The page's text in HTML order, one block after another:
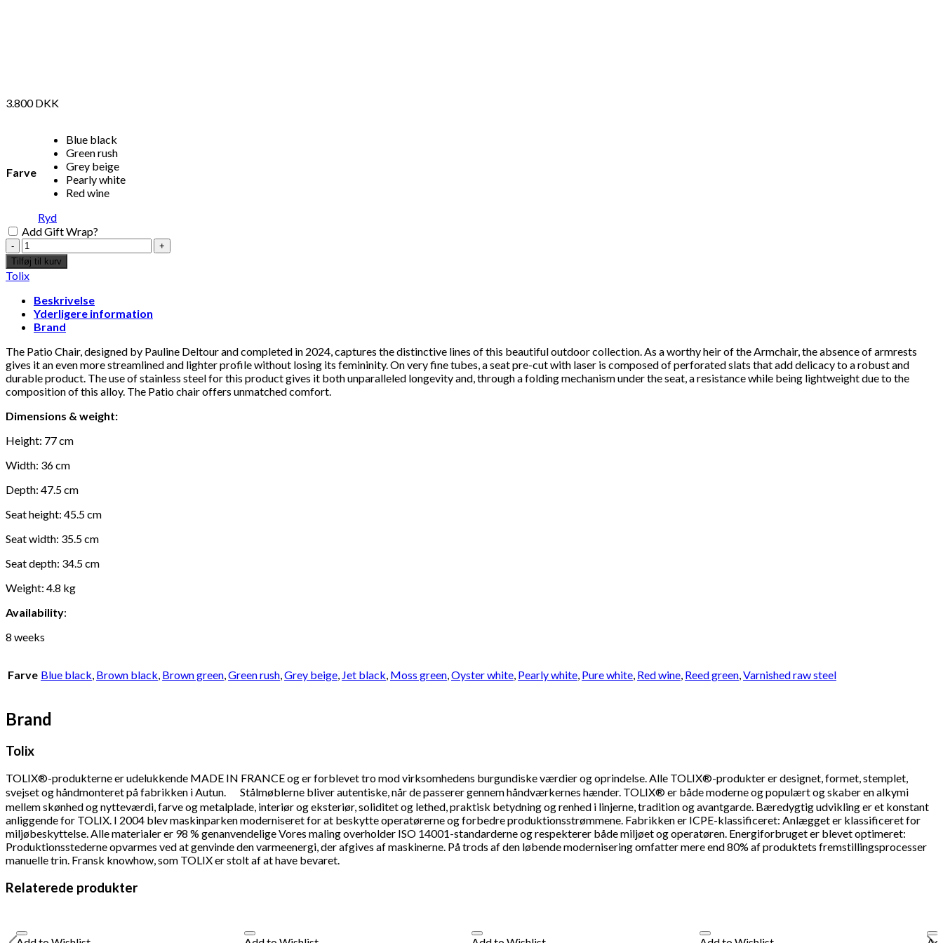
Add to Wishlist
"Choucroute" Plakat - Peter Kjær-Andersen 70x100 cm
368DKK Tilføj til kurv
3.800DKK
Farve
Blue black
Green rush
Grey beige
Pearly white
Red wine
Ryd
Add Gift Wrap?
Tolix
patio
slatted
armchair
red
wine
antal
Tilføj til kurv
Tolix
Beskrivelse
Yderligere information
Brand
The Patio Chair, designed by Pauline Deltour and completed in 2024, captures the distinctive lines of this beautiful outdoor collection. As a worthy heir of the Armchair, the absence of armrests
gives it an even more streamlined and lighter profile without losing its femininity. On very fine tubes, a seat pre-cut with laser is composed of perforated slats that add delicacy to a robust and
durable product. The use of stainless steel for this product gives it both unparalleled longevity and, through a folding mechanism under the seat, a resistance while being lightweight due to the
composition of this alloy. The Patio chair offers unmatched comfort.
Dimensions & weight:
Height: 77 cm
Width: 36 cm
Depth: 47.5 cm
Seat height: 45.5 cm
Seat width: 35.5 cm
Seat depth: 34.5 cm
Weight: 4.8 kg
Availability:
8 weeks
Farve Blue black, Brown black, Brown green,Green rush,Grey beige, Jet black, Moss green,Oyster white, Pearly white, Pure white, Red wine, Reed green,Varnished raw steel
Brand
Tolix
TOLIX®-produkterne er udelukkende MADE IN FRANCE og er forblevet tro mod virksomhedens burgundiske værdier og oprindelse. Alle TOLIX®-produkter er designet, formet, stemplet,
svejset og håndmonteret på fabrikken i Autun. Stålmøblerne bliver autentiske, når de passerer gennem håndværkernes hænder. TOLIX® er både moderne og populært og skaber en alkymi
mellem skønhed og nytteværdi, farve og metalplade, interiør og eksteriør, soliditet og lethed, praktisk betydning og renhed i linjerne, tradition og avantgarde. Bæredygtig udvikling er et konstant
anliggende for TOLIX. I 2004 blev maskinparken moderniseret for at beskytte operatørerne og forbedre produktionsstrømmene. Fabrikken er ICPE-klassificeret: Anlægget er klassificeret for
miljøbeskyttelse. Alle materialer er 98 % genanvendelige Vores maling overholder ISO 14001-standarderne og respekterer både miljøet og operatøren. Energiforbruget er blevet optimeret:
Produktionsstederne opvarmes ved at genvinde den varmeenergi, der afgives af maskinerne. På trods af den løbende modernisering omfatter mere end 80% af produktets fremstillingsprocesser
manuelle trin. Fransk knowhow, som TOLIX er stolt af at have bevaret.
Relaterede produkter